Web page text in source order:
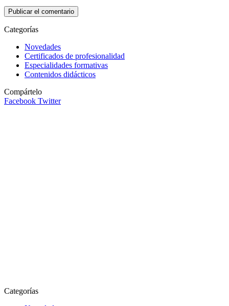
Categorías
Novedades
Certificados de profesionalidad
Especialidades formativas
Contenidos didácticos
Compártelo
Facebook Twitter
Categorías